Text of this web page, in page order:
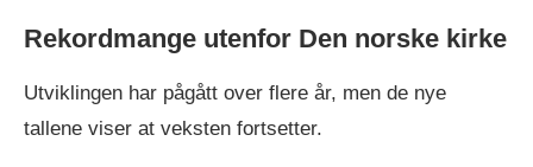
Rekordmange utenfor Den norske kirke
Utviklingen har pågått over flere år, men de nye
tallene viser at veksten fortsetter.